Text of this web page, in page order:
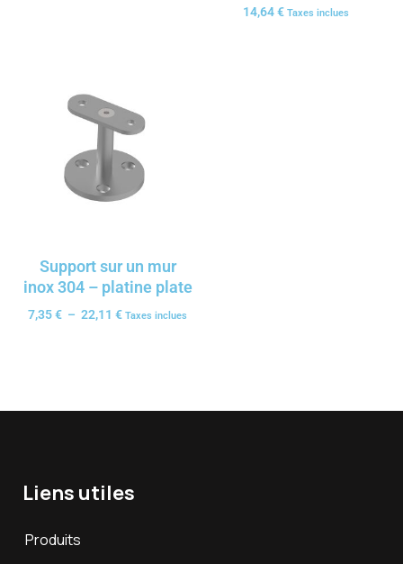
14,64€ Taxes inclues
Support sur un mur
inox 304 – platine plate
7,35€ – 22,11 € Taxes inclues
Liens utiles
Produits